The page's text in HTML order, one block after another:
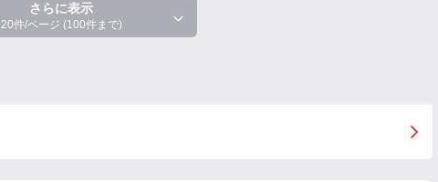
さらに表示
20件/ページ (100件まで)